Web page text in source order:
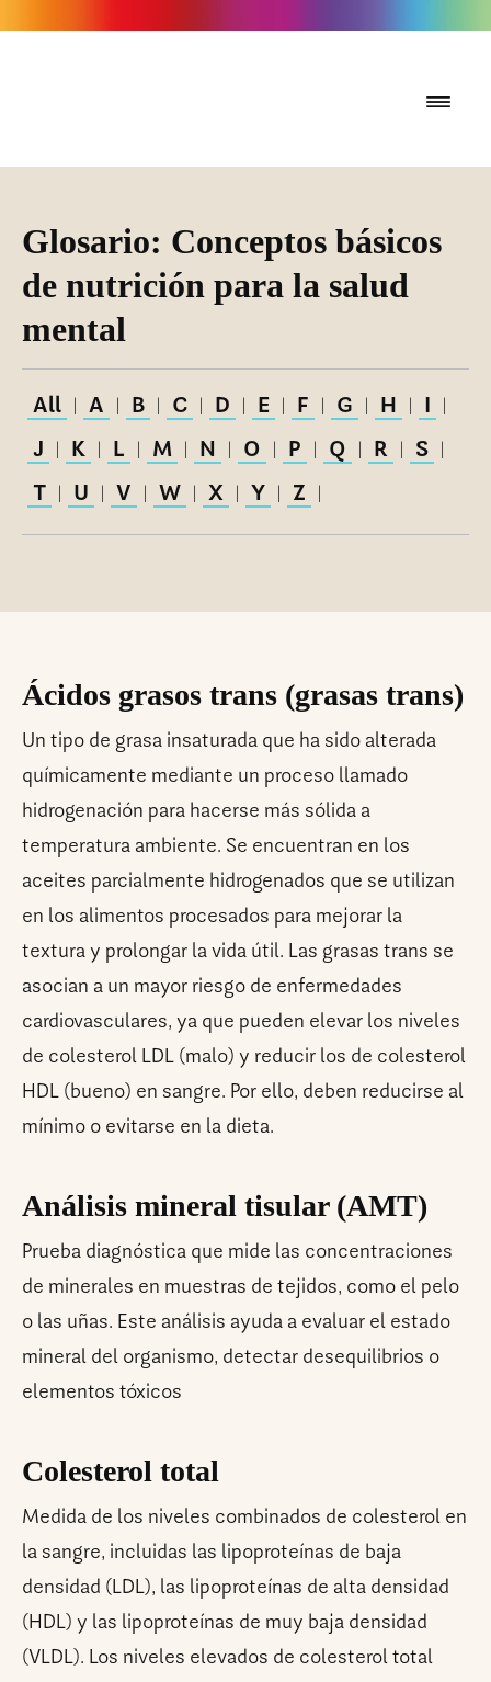
Glosario: Conceptos básicos
de nutrición para la salud
mental
All A B C D E F G H I
J K L M N O P Q R S
T U V W X Y Z
Ácidos grasos trans (grasas trans)
Un tipo de grasa insaturada que ha sido alterada
químicamente mediante un proceso llamado
hidrogenación para hacerse más sólida a
temperatura ambiente. Se encuentran en los
aceites parcialmente hidrogenados que se utilizan
en los alimentos procesados para mejorar la
textura y prolongar la vida útil. Las grasas trans se
asocian a un mayor riesgo de enfermedades
cardiovasculares, ya que pueden elevar los niveles
de colesterol LDL (malo) y reducir los de colesterol
HDL (bueno) en sangre. Por ello, deben reducirse al
mínimo o evitarse en la dieta.
Análisis mineral tisular (AMT)
Prueba diagnóstica que mide las concentraciones
de minerales en muestras de tejidos, como el pelo
o las uñas. Este análisis ayuda a evaluar el estado
mineral del organismo, detectar desequilibrios o
elementos tóxicos
Colesterol total
Medida de los niveles combinados de colesterol en
la sangre, incluidas las lipoproteínas de baja
densidad (LDL), las lipoproteínas de alta densidad
(HDL) y las lipoproteínas de muy baja densidad
(VLDL). Los niveles elevados de colesterol total